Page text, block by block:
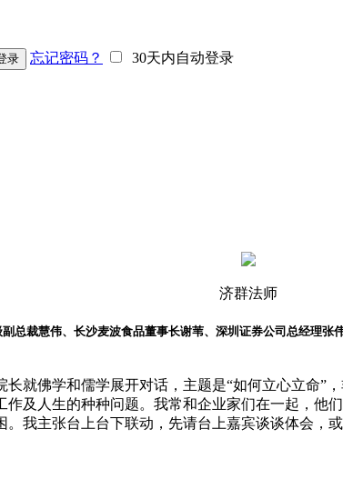
录
忘记密码？ 30天内自动登录
济群法师
裁慧伟、长沙麦波食品董事长谢苇、深圳证券公司总经理张
就佛学和儒学展开对话，主题是“如何立心立命
及人生的种种问题。我常和企业家们在一起，他
我主张台上台下联动，先请台上嘉宾谈谈体会，